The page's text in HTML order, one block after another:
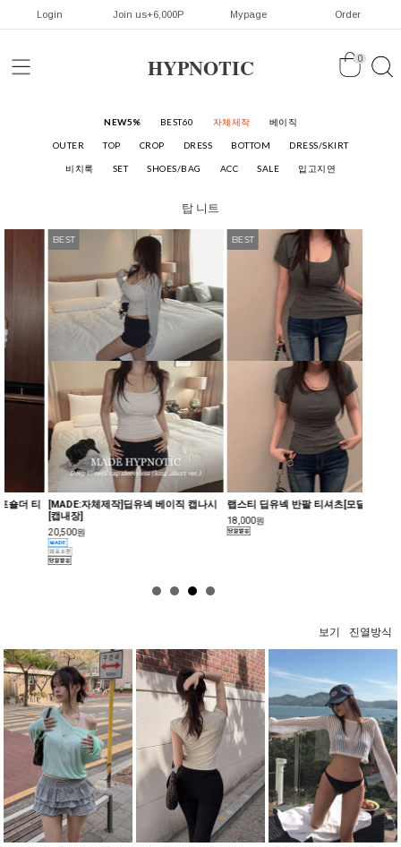
Login Join us+6,000P Mypage Order
HYPNOTIC 0
NEW5% BEST60 자체제작 베이직
OUTER TOP CROP DRESS BOTTOM DRESS/SKIRT
비치룩 SET SHOES/BAG ACC SALE 입고지연
탑 니트
[MADE:자체제작]딥유넥 베이직 캡나시
랩스티 딥유넥 반팔 티셔츠[모달34%]
보기 진열방식